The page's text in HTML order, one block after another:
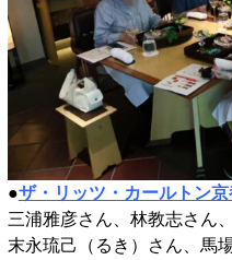
●ザ・リッツ・カールトン京
三浦雅彦さん、林教志さん
末永琉己（るき）さん、馬